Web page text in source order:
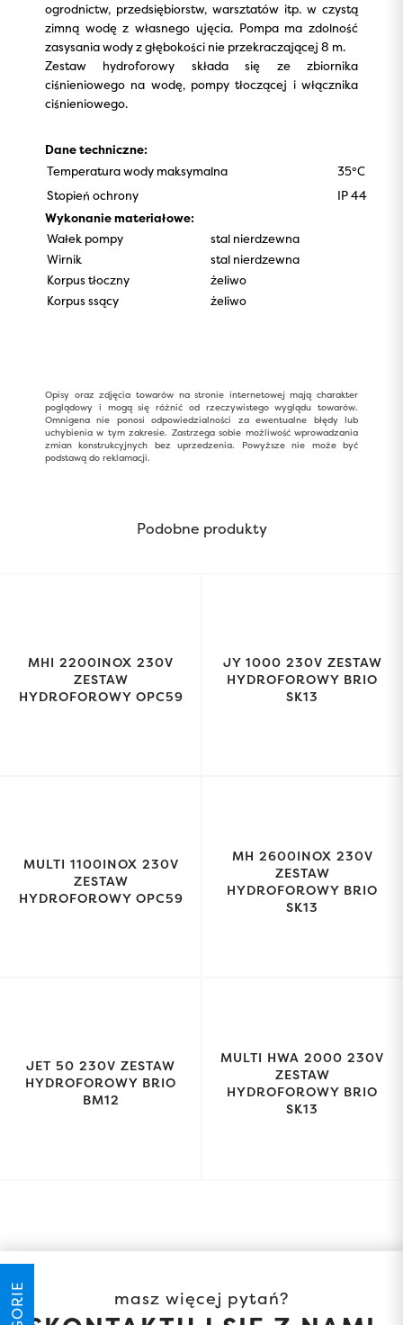
ogrodnictw, przedsiębiorstw, warsztatów itp. w czystą
zimną wodę z własnego ujęcia. Pompa ma zdolność
zasysania wody z głębokości nie przekraczającej 8 m.
Zestaw hydroforowy składa się ze zbiornika
ciśnieniowego na wodę, pompy tłoczącej i włącznika
ciśnieniowego.
Dane techniczne:
Temperatura wody maksymalna
35°C
Stopień ochrony
IP 44
Wykonanie materiałowe:
Wałek pompy
stal nierdzewna
Wirnik
stal nierdzewna
Korpus tłoczny
żeliwo
Korpus ssący
żeliwo
Opisy oraz zdjęcia towarów na stronie internetowej mają charakter
poglądowy i mogą się różnić od rzeczywistego wyglądu towarów.
Omnigena nie ponosi odpowiedzialności za ewentualne błędy lub
uchybienia w tym zakresie. Zastrzega sobie możliwość wprowadzania
zmian konstrukcyjnych bez uprzedzenia. Powyższe nie może być
podstawą do reklamacji.
Podobne produkty
MHI 2200INOX 230V
ZESTAW
HYDROFOROWY OPC59
JY 1000 230V ZESTAW
HYDROFOROWY BRIO
SK13
MULTI 1100INOX 230V
ZESTAW
HYDROFOROWY OPC59
MH 2600INOX 230V
ZESTAW
HYDROFOROWY BRIO
SK13
JET 50 230V ZESTAW
HYDROFOROWY BRIO
BM12
MULTI HWA 2000 230V
ZESTAW
HYDROFOROWY BRIO
SK13
masz więcej pytań?